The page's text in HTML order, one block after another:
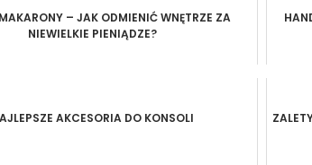
– JAK ODMIENIĆ WNĘTRZE ZA
NIEWIELKIE PIENIĄDZE?
AKCESORIA DO KONSOLI